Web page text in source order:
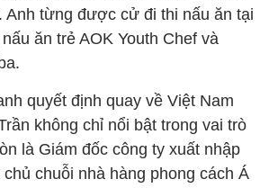
Anh từng được cử đi thi nấu ăn tại
ăn trẻ AOK Youth Chef và
quyết định quay về Việt Nam
không chỉ nổi bật trong vai trò
là Giám đốc công ty xuất nhập
chuỗi nhà hàng phong cách Á